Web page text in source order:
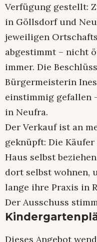
Verfügung gestellt:
in Göllsdorf und
jeweiligen
abgestimmt – nicht
immer. Die
Bürgermeisterin
einstimmig gefallen
in Neufra.
Der Verkauf ist an
geknüpft: Die Käufer
Haus selbst
dort selbst wohnen,
lange ihre Praxis in
Der Ausschuss
Dieses Angebot